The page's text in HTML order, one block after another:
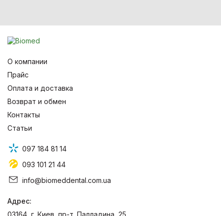
О компании
Прайс
Оплата и доставка
Возврат и обмен
Контакты
Статьи
097 184 81 14
093 101 21 44
info@biomeddental.com.ua
Адрес:
03164, г. Киев, пр-т. Палладина, 25